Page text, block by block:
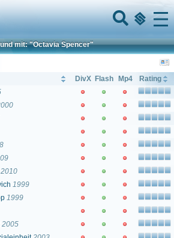
Menu
mit: "Octavia Spencer"
DivX Flash Mp4
Rating
2010
1999
1999
2005